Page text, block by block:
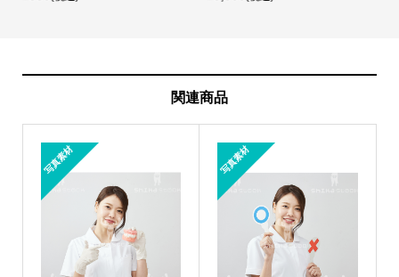
関連商品
写真素材 写真素材